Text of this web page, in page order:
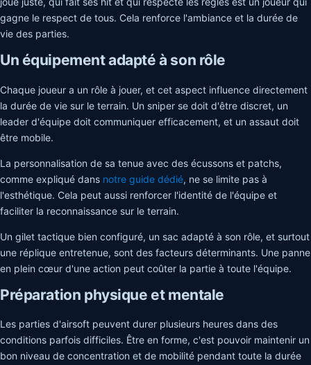
gagne le respect de tous. Cela renforce l'ambiance et la durée de
vie des parties.
Un équipement adapté à son rôle
Chaque joueur a un rôle à jouer, et cet aspect influence directement
la durée de vie sur le terrain. Un sniper se doit d'être discret, un
leader d'équipe doit communiquer efficacement, et un assaut doit
être mobile.
La personnalisation de sa tenue avec des écussons et patchs,
comme expliqué dans notre guide dédié, ne se limite pas à
l'esthétique. Cela peut aussi renforcer l'identité de l'équipe et
faciliter la reconnaissance sur le terrain.
Un gilet tactique bien configuré, un sac adapté à son rôle, et surtout
une réplique entretenue, sont des facteurs déterminants. Une panne
en plein cœur d'une action peut coûter la partie à toute l'équipe.
Préparation physique et mentale
Les parties d'airsoft peuvent durer plusieurs heures dans des
conditions parfois difficiles. Être en forme, c'est pouvoir maintenir un
bon niveau de concentration et de mobilité pendant toute la durée